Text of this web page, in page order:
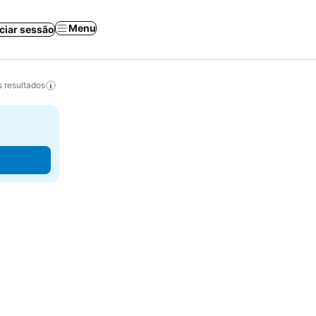
sessão Menu
resultados